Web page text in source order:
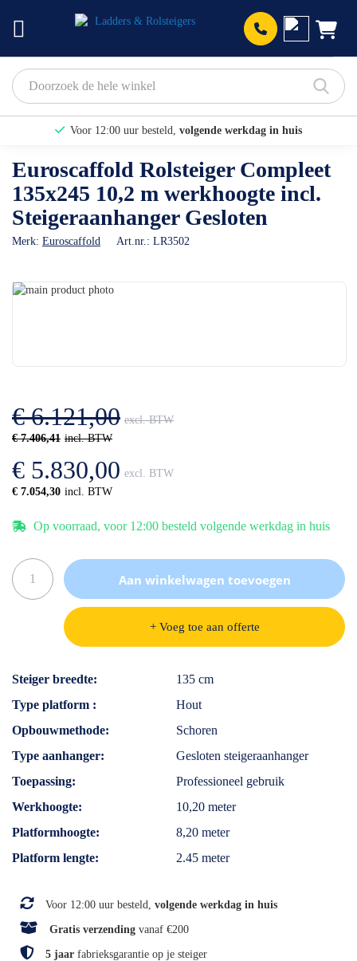
Voor 12:00 uur besteld, volgende werkdag in huis
Bekijk hier onze Actiepagina
Binnen 1 dag eengratis offerte
Euroscaffold Rolsteiger Compleet
135x245 10,2 m werkhoogte incl.
Steigeraanhanger Gesloten
Merk: Euroscaffold Art.nr.: LR3502
Ga
gallerij
€ 7.406,41
€ 6.121,00
€ 7.054,30
€ 5.830,00
Op voorraad, voor 12:00 besteld volgende werkdag in huis
Aan winkelwagen toevoegen
+ Voeg toe aan offerte
Specificaties
Steiger breedte
135 cm
Type platform
Hout
Opbouwmethode
Schoren
Type aanhanger
Gesloten steigeraanhanger
Toepassing
Professioneel gebruik
Werkhoogte
10,20 meter
Platformhoogte
8,20 meter
Platform lengte
2.45 meter
Voor 12:00 uur besteld, volgende werkdag in huis
Gratis verzending vanaf €200
5 jaar fabrieksgarantie op je steiger